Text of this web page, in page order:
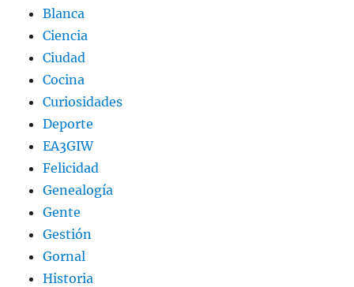
Blanca
Ciencia
Ciudad
Cocina
Curiosidades
Deporte
EA3GIW
Felicidad
Genealogía
Gente
Gestión
Gornal
Historia